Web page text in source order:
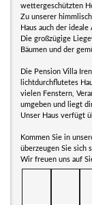
wettergeschützten
Zu unserer
Haus auch der
Die großzügige
Bäumen und der
Die Pension Villa
lichtdurchflutetes
vielen Fenstern,
umgeben und liegt
Unser Haus verfügt
Kommen Sie in
überzeugen Sie sich
Wir freuen uns auf